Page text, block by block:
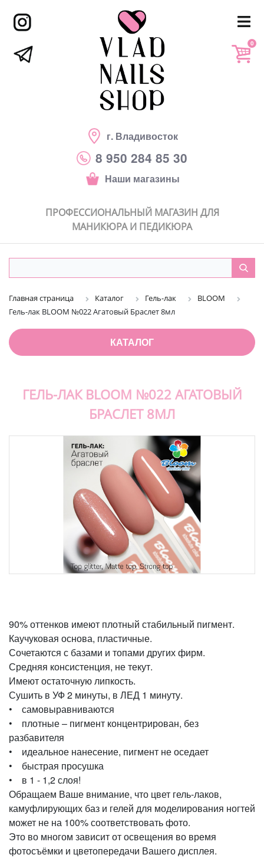
г. Владивосток
8 950 284 85 30
Наши магазины
0
ПРОФЕССИОНАЛЬНЫЙ МАГАЗИН ДЛЯ
МАНИКЮРА И ПЕДИКЮРА
Главная страница Каталог Гель-лак
BLOOM
Гель-лак BLOOM №022 Агатовый Браслет 8мл
КАТАЛОГ
ГЕЛЬ-ЛАК BLOOM №022 АГАТОВЫЙ
БРАСЛЕТ 8МЛ
90% оттенков имеют плотный стабильный пигмент.
Каучуковая основа, пластичные.
Сочетаются с базами и топами других фирм.
Средняя консистенция, не текут.
Имеют остаточную липкость.
Сушить в УФ 2 минуты, в ЛЕД 1 минуту.
• самовыравниваются
• плотные – пигмент концентрирован, без
разбавителя
• идеальное нанесение, пигмент не оседает
• быстрая просушка
• в 1 - 1,2 слоя!
Обращаем Ваше внимание, что цвет гель-лаков,
камуфлирующих баз и гелей для моделирования ногтей
может не на 100% соответствовать фото.
Это во многом зависит от освещения во время
фотосъёмки и цветопередачи Вашего дисплея.